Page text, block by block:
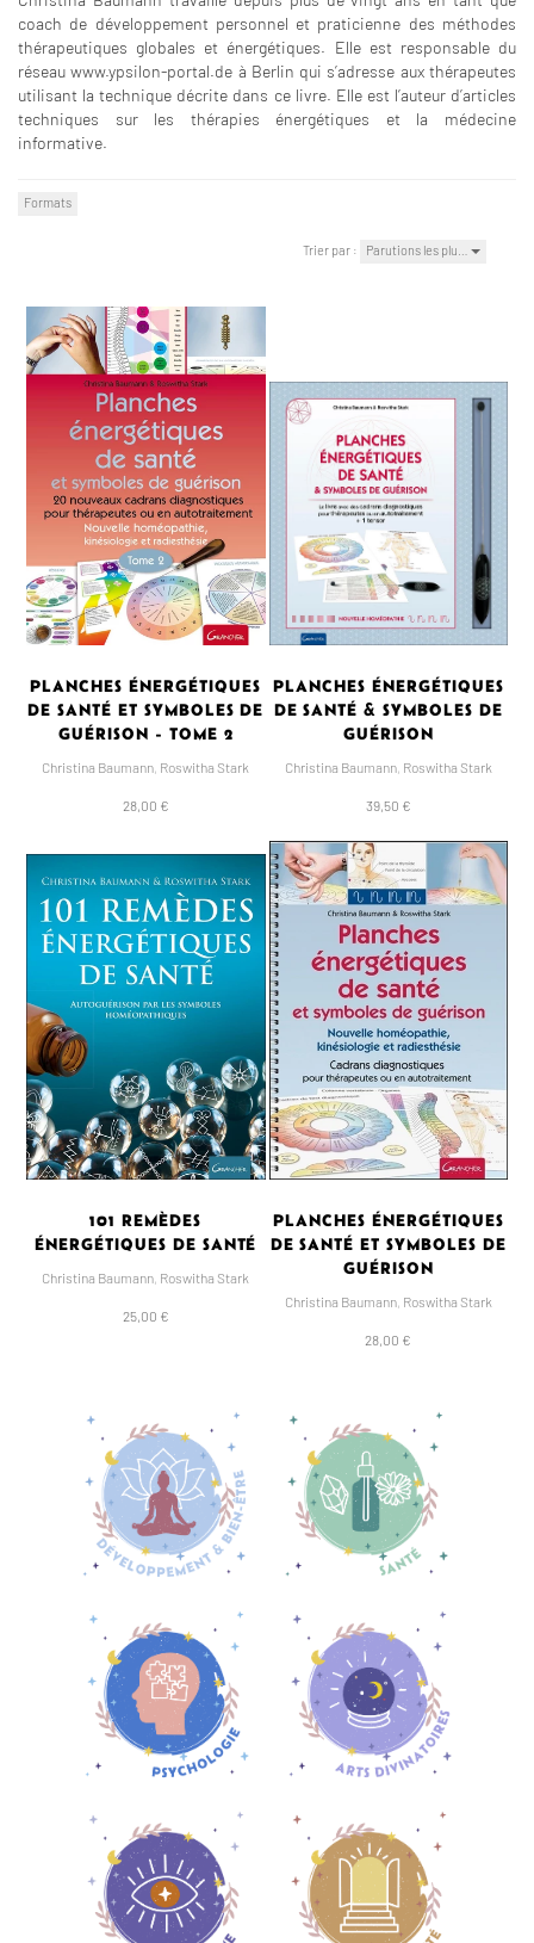
coach de développement personnel et praticienne des méthodes
thérapeutiques globales et énergétiques. Elle est responsable du
réseau www.ypsilon-portal.de à Berlin qui s’adresse aux thérapeutes
utilisant la technique décrite dans ce livre. Elle est l’auteur d’articles
techniques sur les thérapies énergétiques et la médecine
informative.
Formats
Trier par : Parutions les plu…
PLANCHES ÉNERGÉTIQUES
DE SANTÉ ET SYMBOLES DE
GUÉRISON - TOME 2
Christina Baumann, Roswitha Stark
28,00 €
PLANCHES ÉNERGÉTIQUES
DE SANTÉ & SYMBOLES DE
GUÉRISON
Christina Baumann, Roswitha Stark
39,50 €
101 REMÈDES
ÉNERGÉTIQUES DE SANTÉ
Christina Baumann, Roswitha Stark
25,00 €
PLANCHES ÉNERGÉTIQUES
DE SANTÉ ET SYMBOLES DE
GUÉRISON
Christina Baumann, Roswitha Stark
28,00 €